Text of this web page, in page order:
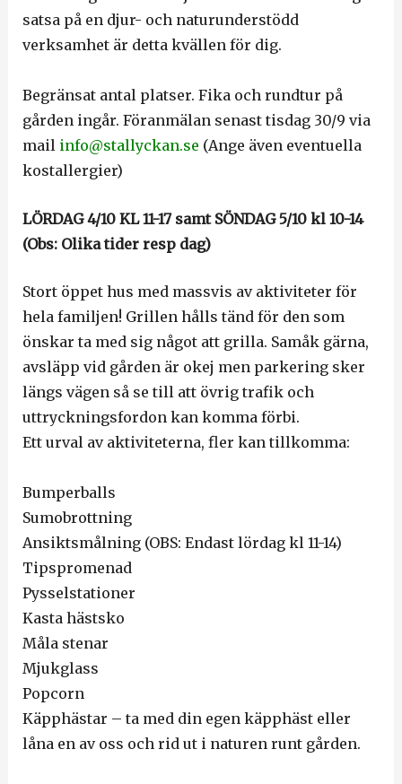
satsa på en djur- och naturunderstödd
verksamhet är detta kvällen för dig.
Begränsat antal platser. Fika och rundtur på
gården ingår. Föranmälan senast tisdag 30/9 via
mail info@stallyckan.se (Ange även eventuella
kostallergier)
LÖRDAG 4/10 KL 11-17 samt SÖNDAG 5/10 kl 10-14
(Obs: Olika tider resp dag)
Stort öppet hus med massvis av aktiviteter för
hela familjen! Grillen hålls tänd för den som
önskar ta med sig något att grilla. Samåk gärna,
avsläpp vid gården är okej men parkering sker
längs vägen så se till att övrig trafik och
uttryckningsfordon kan komma förbi.
Ett urval av aktiviteterna, fler kan tillkomma:
Bumperballs
Sumobrottning
Ansiktsmålning (OBS: Endast lördag kl 11-14)
Tipspromenad
Pysselstationer
Kasta hästsko
Måla stenar
Mjukglass
Popcorn
Käpphästar – ta med din egen käpphäst eller
låna en av oss och rid ut i naturen runt gården.